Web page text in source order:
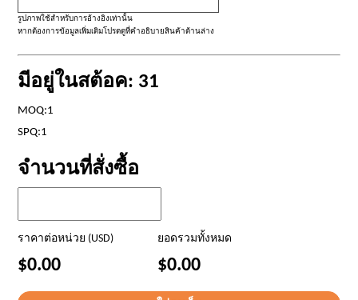
รูปภาพใช้สำหรับการอ้างอิงเท่านั้น
หากต้องการข้อมูลเพิ่มเติมโปรดดูที่คำอธิบายสินค้าด้านล่าง
มีอยู่ในสต้อค: 31
MOQ:1
SPQ:1
จำนวนที่สั่งซื้อ
ราคาต่อหน่วย (USD) ยอดรวมทั้งหมด
$0.00 $0.00